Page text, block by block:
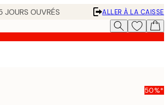
JOURS OUVRÉS
ALLER À LA CAISSE
50%*